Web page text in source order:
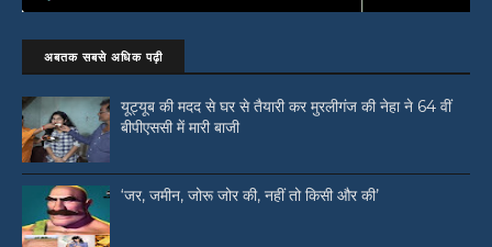
अबतक सबसे अधिक पढ़ी
यूट्यूब की मदद से घर से तैयारी कर मुरलीगंज की नेहा ने 64 वीं
बीपीएससी में मारी बाजी
‘जर, जमीन, जोरू जोर की, नहीं तो किसी और की’